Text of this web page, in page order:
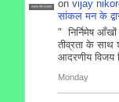
सदस्य टीम प्रबंधन
on vijay
सांकल मन के
" निर्निमेष आँखों
तीव्रता के साथ
आदरणीय विजय
Monday